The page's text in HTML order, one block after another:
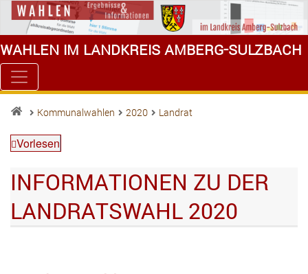
Wahlen im Landkreis Amberg-Sulzbach
Kommunalwahlen 2020 Landrat
Vorlesen
INFORMATIONEN ZU DER
LANDRATSWAHL 2020